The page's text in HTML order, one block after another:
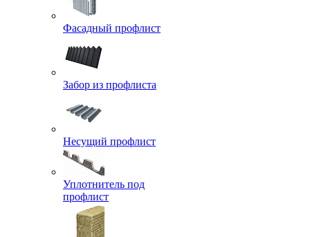
Фасадный профлист
Забор из профлиста
Несущий профлист
Уплотнитель под
профлист